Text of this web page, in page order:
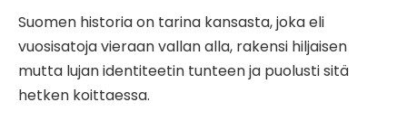
Suomen historia on tarina kansasta, joka eli
vuosisatoja vieraan vallan alla, rakensi hiljaisen
mutta lujan identiteetin tunteen ja puolusti sitä
hetken koittaessa.